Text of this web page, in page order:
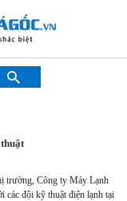
trường, Công ty Máy Lạnh
các đội kỹ thuật điện lạnh tại